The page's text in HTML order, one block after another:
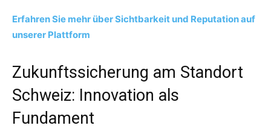
Erfahren Sie mehr über Sichtbarkeit und Reputation auf
unserer Plattform
Zukunftssicherung am Standort
Schweiz: Innovation als
Fundament